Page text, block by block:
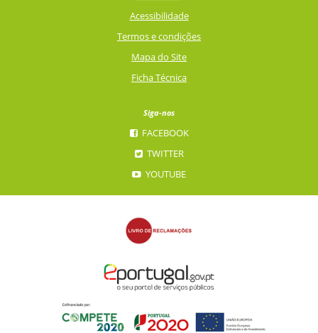
Acessibilidade
Termos e condições
Mapa do Site
Ficha Técnica
Siga-nos
FACEBOOK
TWITTER
YOUTUBE